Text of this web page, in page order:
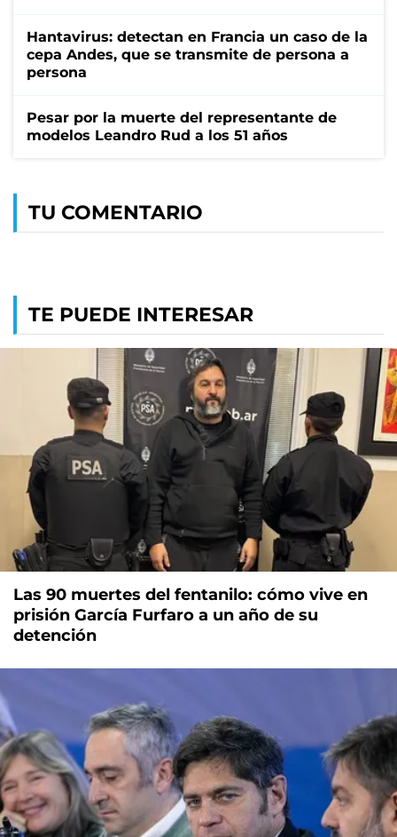
Hantavirus: detectan en Francia un caso de la
cepa Andes, que se transmite de persona a
persona
Pesar por la muerte del representante de
modelos Leandro Rud a los 51 años
TU COMENTARIO
TE PUEDE INTERESAR
Las 90 muertes del fentanilo: cómo vive en
prisión García Furfaro a un año de su
detención